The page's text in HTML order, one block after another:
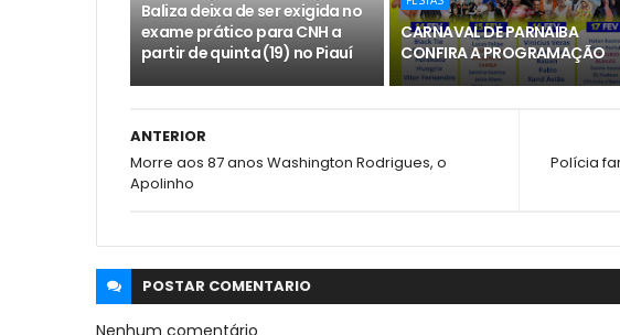
Baliza deixa de ser exigida no
exame prático para CNH a
partir de quinta (19) no Piauí
CARNAVAL DE PARNAIBA
CONFIRA A PROGRAMAÇÃO
Polícia
ANTERIOR
Morre aos 87 anos Washington Rodrigues, o
Apolinho
POSTAR COMENTARIO
Nenhum comentário